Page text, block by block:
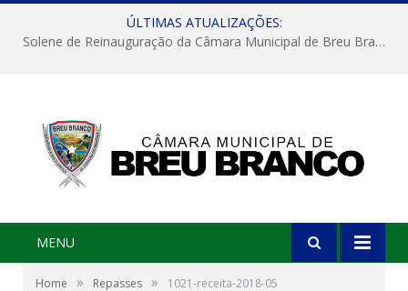
ÚLTIMAS ATUALIZAÇÕES:
Solene de Reinauguração da Câmara Municipal de Breu Branco
MENU
Home » Repasses » 1021-receita-2018-05